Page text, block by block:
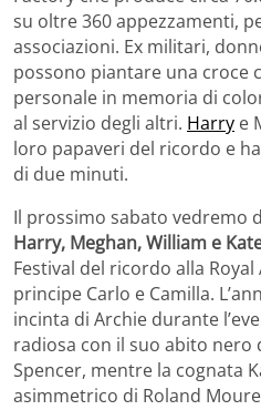
su oltre 360 ​​appezzamenti,
associazioni. Ex militari,
possono piantare una croce
personale in memoria di
al servizio degli altri. Harry e
loro papaveri del ricordo e
di due minuti.
Il prossimo sabato vedremo
Harry, Meghan, William e
Festival del ricordo alla
principe Carlo e Camilla.
incinta di Archie durante
radiosa con il suo abito nero
Spencer, mentre la cognata
asimmetrico di Roland